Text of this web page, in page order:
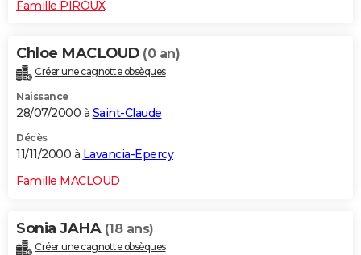
Famille PIROUX
Chloe MACLOUD (0 an)
Créer une cagnotte obsèques
Naissance
28/07/2000 à Saint-Claude
Décès
11/11/2000 à Lavancia-Epercy
Famille MACLOUD
Sonia JAHA (18 ans)
Créer une cagnotte obsèques